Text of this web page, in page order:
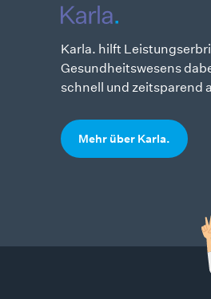
Karla. hilft
Gesundheits­wesens
schnell und zeitsparend
Mehr über Karla.